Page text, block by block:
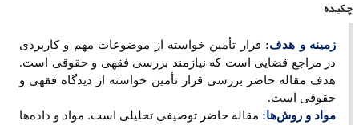
چکیده
زمینه و هدف: قرار تأمین خواسته از موضوعات مهم و کاربردی
در مراجع قضایی است که نیازمند بررسی فقهی و حقوقی است.
هدف مقاله حاضر بررسی قرار تأمین خواسته از دیدگاه فقهی و
حقوقی است.
مواد و روش‌ها: مقاله حاضر توصیفی تحلیلی است. مواد و داده‌ها